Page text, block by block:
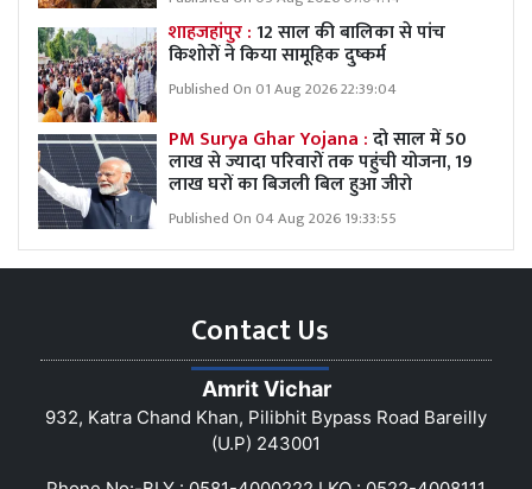
शाहजहांपुर :12 साल की बालिका से पांच
किशोरों ने किया सामूहिक दुष्कर्म
Published On 01 Aug 2026 22:39:04
PM Surya Ghar Yojana :दो साल में 50
लाख से ज्यादा परिवारों तक पहुंची योजना, 19
लाख घरों का बिजली बिल हुआ जीरो
Published On 04 Aug 2026 19:33:55
Contact Us
Amrit Vichar
932, Katra Chand Khan, Pilibhit Bypass Road Bareilly
(U.P) 243001